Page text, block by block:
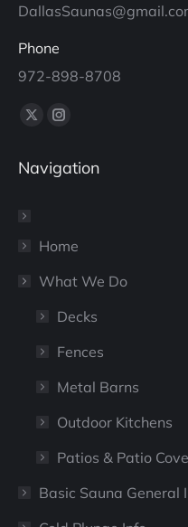
Phone
972-898-8708
Find us on:
X
opens
window
Instagram
opens
window
Navigation
Home
What We Do
Decks
Fences
Metal Barns
Outdoor Kitchens
Patios & Patio
Basic Sauna General